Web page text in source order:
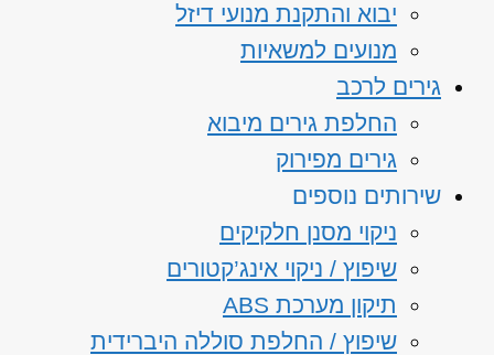
יבוא והתקנת מנועי דיזל
מנועים למשאיות
גירים לרכב
החלפת גירים מיבוא
גירים מפירוק
שירותים נוספים
ניקוי מסנן חלקיקים
שיפוץ / ניקוי אינג’קטורים
תיקון מערכת ABS
שיפוץ / החלפת סוללה היברידית